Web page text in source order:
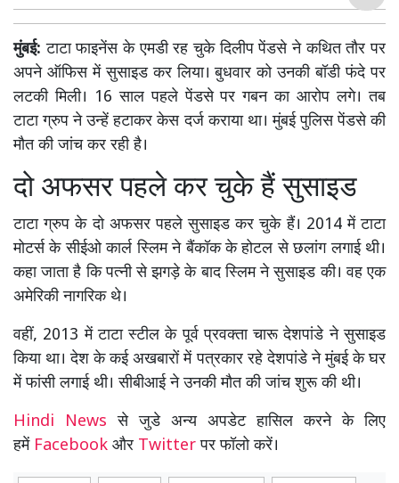
मुंबई: टाटा फाइनेंस के एमडी रह चुके दिलीप पेंडसे ने कथित तौर पर
अपने ऑफिस में सुसाइड कर लिया। बुधवार को उनकी बॉडी फंदे पर
लटकी मिली। 16 साल पहले पेंडसे पर गबन का आरोप लगे। तब
टाटा ग्रुप ने उन्हें हटाकर केस दर्ज कराया था। मुंबई पुलिस पेंडसे की
मौत की जांच कर रही है।
दो अफसर पहले कर चुके हैं सुसाइड
टाटा ग्रुप के दो अफसर पहले सुसाइड कर चुके हैं। 2014 में टाटा
मोटर्स के सीईओ कार्ल स्लिम ने बैंकॉक के होटल से छलांग लगाई थी।
कहा जाता है कि पत्नी से झगड़े के बाद स्लिम ने सुसाइड की। वह एक
अमेरिकी नागरिक थे।
वहीं, 2013 में टाटा स्टील के पूर्व प्रवक्ता चारू देशपांडे ने सुसाइड
किया था। देश के कई अखबारों में पत्रकार रहे देशपांडे ने मुंबई के घर
में फांसी लगाई थी। सीबीआई ने उनकी मौत की जांच शुरू की थी।
Hindi Newsसे जुडे अन्य अपडेट हासिल करने के लिए
हमें Facebook और Twitterपर फॉलो करें।